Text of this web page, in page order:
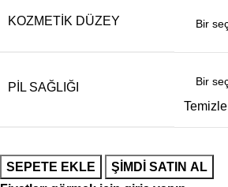
KOZMETIK DÜZEY
PIL SAĞLIĞI
Temizle
SEPETE EKLE
ŞIMDI SATIN AL